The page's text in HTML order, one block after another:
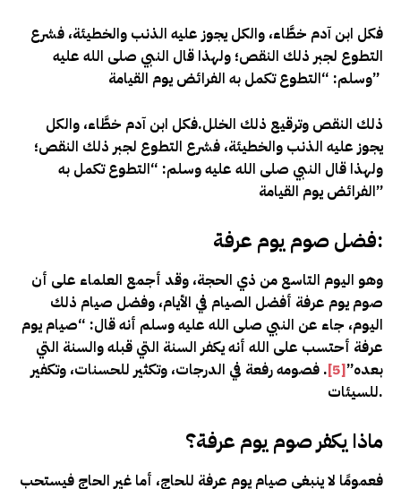
فكل ابن آدم خطَّاء، والكل يجوز عليه الذنب والخطيئة، فشرع
التطوع لجبر ذلك النقص؛ ولهذا قال النبي صلى الله عليه
وسلم: “التطوع تكمل به الفرائض يوم القيامة”
ذلك النقص وترقيع ذلك الخلل.فكل ابن آدم خطَّاء، والكل
يجوز عليه الذنب والخطيئة، فشرع التطوع لجبر ذلك النقص؛
ولهذا قال النبي صلى الله عليه وسلم: “التطوع تكمل به
الفرائض يوم القيامة”
فضل صوم يوم عرفة:
وهو اليوم التاسع من ذي الحجة، وقد أجمع العلماء على أن
صوم يوم عرفة أفضل الصيام في الأيام، وفضل صيام ذلك
اليوم، جاء عن النبي صلى الله عليه وسلم أنه قال: “صيام يوم
عرفة أحتسب على الله أنه يكفر السنة التي قبله والسنة التي
بعده”[5]
. فصومه رفعة في الدرجات، وتكثير للحسنات، وتكفير
للسيئات.
ماذا يكفر صوم يوم عرفة؟
فعمومًا لا ينبغي صيام يوم عرفة للحاج، أما غير الحاج فيستحب